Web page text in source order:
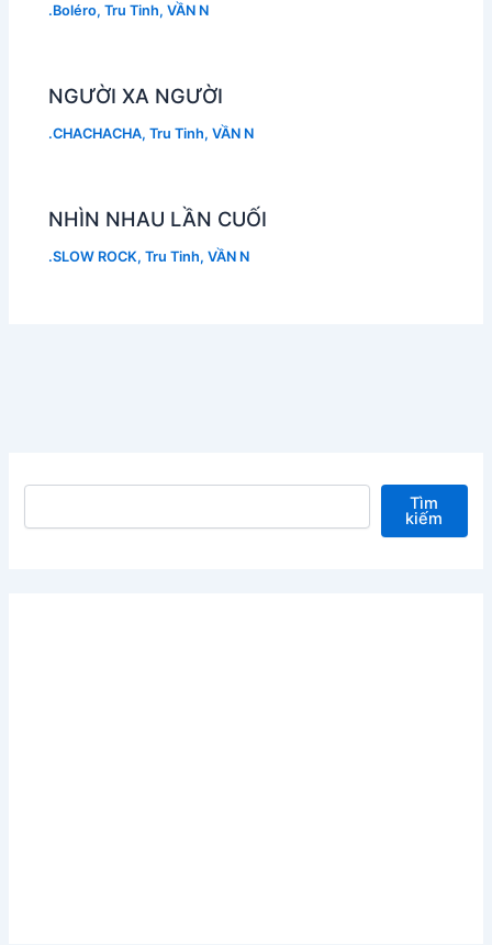
.Boléro,Tru Tinh,VẦN N
NGƯỜI XA NGƯỜI
.CHACHACHA,Tru Tinh,VẦN N
NHÌN NHAU LẦN CUỐI
.SLOW ROCK,Tru Tinh,VẦN N
Tìm kiếm Tìm
kiếm